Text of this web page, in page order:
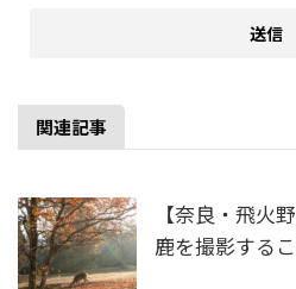
関連記事
【奈良・飛火
鹿を撮影する